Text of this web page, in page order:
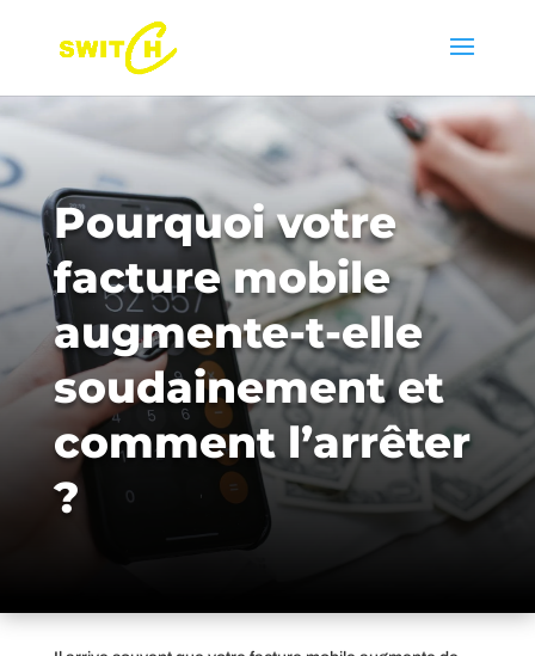
Pourquoi votre
facture mobile
augmente-t-elle
soudainement et
comment l’arrêter
?